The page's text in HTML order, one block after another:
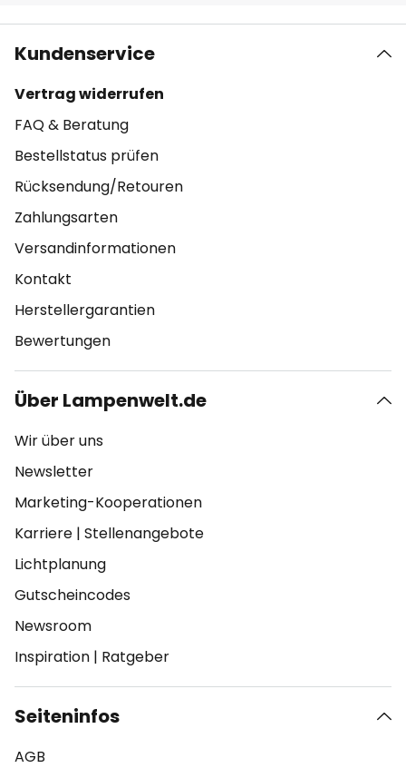
Kundenservice
Vertrag widerrufen
FAQ & Beratung
Bestellstatus prüfen
Rücksendung/Retouren
Zahlungsarten
Versandinformationen
Kontakt
Herstellergarantien
Bewertungen
Über Lampenwelt.de
Wir über uns
Newsletter
Marketing-Kooperationen
Karriere | Stellenangebote
Lichtplanung
Gutscheincodes
Newsroom
Inspiration | Ratgeber
Seiteninfos
AGB